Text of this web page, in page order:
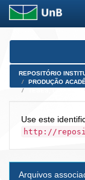
Skip
REPOSITÓRIO
PRODUÇÃO
Use este
http://
Arquivos